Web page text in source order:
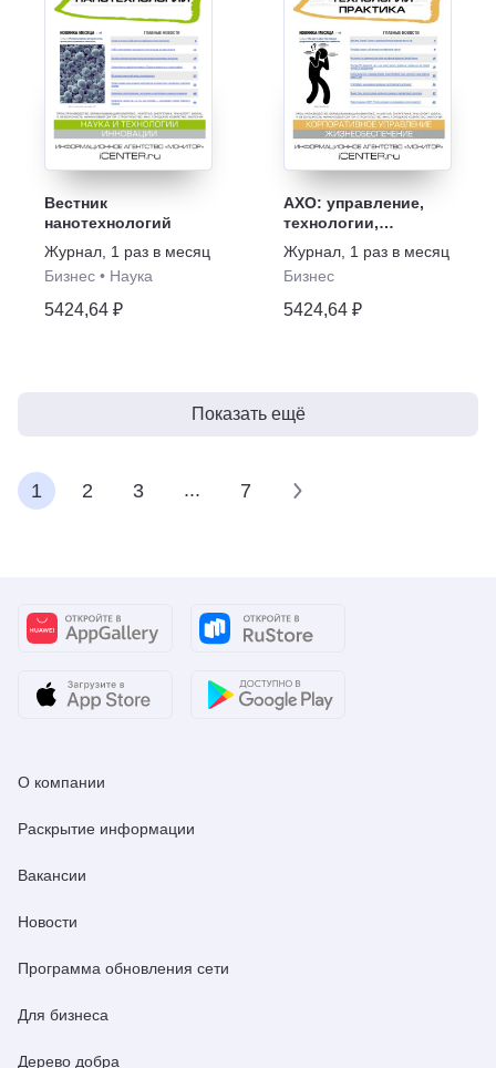
Вестник
нанотехнологий
Журнал 1 раз в месяц
Бизнес • Наука
5424,64 ₽
АХО: управление,
технологии,
практика
Журнал 1 раз в месяц
Бизнес
5424,64 ₽
Показать ещё
1 2 3 ... 7
О компании
Раскрытие информации
Вакансии
Новости
Программа обновления сети
Для бизнеса
Дерево добра